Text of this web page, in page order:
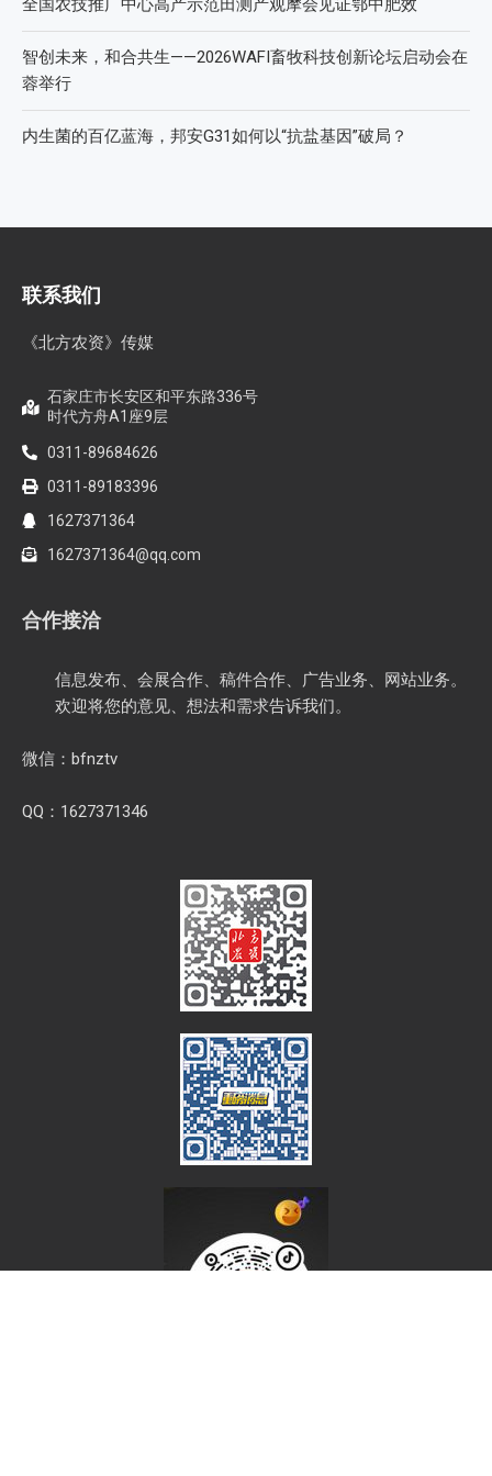
智创未来，和合共生——2026WAFI畜牧科技创新论坛启动会在
蓉举行
内生菌的百亿蓝海，邦安G31如何以“抗盐基因”破局？
联系我们
《北方农资》传媒
石家庄市长安区和平东路336号
时代方舟A1座9层
0311-89684626
0311-89183396
1627371364
1627371364@qq.com
合作接洽
信息发布、会展合作、稿件合作、广告业务、网站业务。
欢迎将您的意见、想法和需求告诉我们。
微信：bfnztv
QQ：1627371346